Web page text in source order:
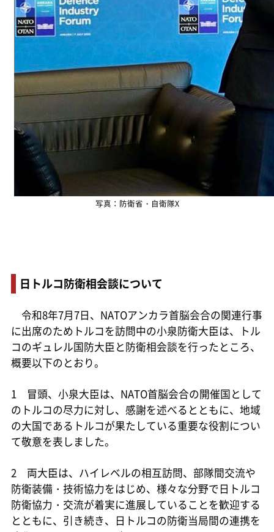
写真：防衛省・自衛隊X
日トルコ防衛相会談について
令和8年7月7日、NATOアンカラ首脳会合の関連行事
に出席のためトルコを訪問中の小泉防衛大臣は、トル
コのギュレル国防大臣と防衛相会談を行ったところ、
概要以下のとおり。
1 冒頭、小泉大臣は、NATO首脳会合の開催国として
のトルコの尽力に対し、感謝を述べるとともに、地域
の大国であるトルコが果たしている重要な役割につい
て敬意を表しました。
2 両大臣は、ハイレベルの相互訪問、部隊間交流や
防衛装備・技術協力をはじめ、様々な分野で日トルコ
防衛協力・交流が着実に進展していることを歓迎する
とともに、引き続き、日トルコの防衛当局間の連携を